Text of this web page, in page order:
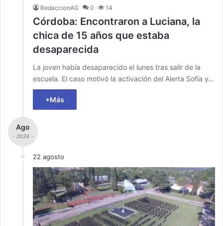
RedaccionAG 0 14
Córdoba: Encontraron a Luciana, la
chica de 15 años que estaba
desaparecida
La joven había desaparecido el lunes tras salir de la
escuela. El caso motivó la activación del Alerta Sofía y…
+Más
Ago
- 2024 -
22 agosto